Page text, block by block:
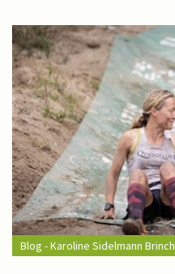
Blog - Karoline Sidelmann Brinch